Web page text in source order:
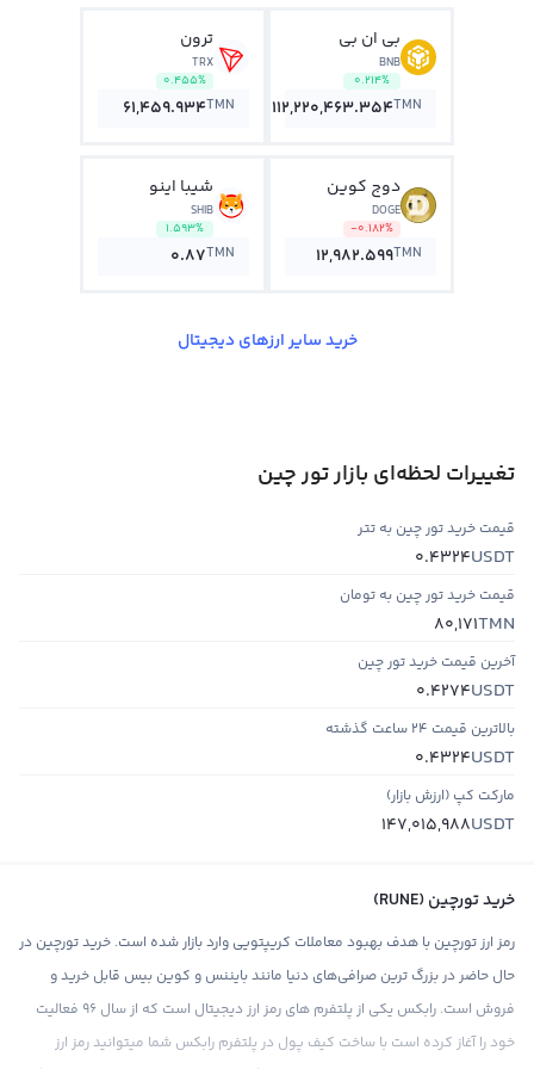
بی ان بی
BNB
0.214%
112,220,463.354TMN
ترون
TRX
0.455%
61,459.934TMN
دوج کوین
DOGE
-0.182%
12,982.599TMN
شیبا اینو
SHIB
1.593%
0.87TMN
خرید سایر ارزهای دیجیتال
تغییرات لحظه‌ای بازار تور چین
قیمت خرید تور چین به تتر
USDT
0.4324
قیمت خرید تور چین به تومان
TMN
80,171
آخرین قیمت خرید تور چین
USDT
0.4274
بالاترین قیمت ۲۴ ساعت گذشته
USDT
0.4324
مارکت کپ (ارزش بازار)
USDT
147,015,988
خرید تورچین (RUNE)
رمز ارز تورچین با هدف بهبود معاملات کریپتویی وارد بازار شده است. خرید تورچین در
حال حاضر در بزرگ‌ ترین صرافی‌های دنیا مانند بایننس و کوین بیس قابل خرید و
فروش است. رابکس یکی از پلتفرم های رمز ارز دیجیتال است که از سال 96 فعالیت
خود را آغاز کرده است با ساخت کیف پول در پلتفرم رابکس شما میتوانید رمز ارز